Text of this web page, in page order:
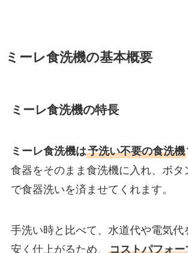
ミーレ食洗機の基本概要
ミーレ食洗機の特長
ミーレ食洗機は予洗い不要の食洗機
食器をそのまま食洗機に入れ、ボタ
で食器洗いを済ませてくれます。
手洗い時と比べて、水道代や電気代
安く仕上がるため、 コストパフォ